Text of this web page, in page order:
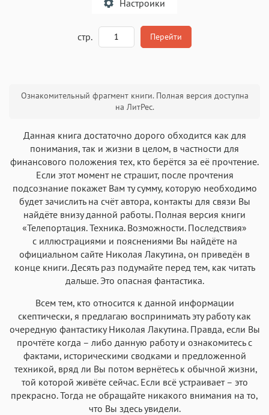
Настроики
Аа Аа
Garamond
Аа Аа
Times
Аа
Iowan
Аа
San Francisco Аа Аа
Аа
Helvetica Neue
Аа Аа
Georgia
Аа
Courier
Аа
Courier New
Аа
Menlo SF Mono
стр. Перейти
Ознакомительный фрагмент книги. Полная версия доступна
на ЛитРес.
Данная книга достаточно дорого обходится как для
понимания, так и жизни в целом, в частности для
финансового положения тех, кто берётся за её прочтение.
Если этот момент не страшит, после прочтения
подсознание покажет Вам ту сумму, которую необходимо
будет зачислить на счёт автора, контакты для связи Вы
найдёте внизу данной работы. Полная версия книги
«Телепортация. Техника. Возможности. Последствия»
с иллюстрациями и пояснениями Вы найдёте на
официальном сайте Николая Лакутина, он приведён в
конце книги. Десять раз подумайте перед тем, как читать
дальше. Это опасная фантастика.
Всем тем, кто относится к данной информации
скептически, я предлагаю воспринимать эту работу как
очередную фантастику Николая Лакутина. Правда, если Вы
прочтёте когда – либо данную работу и ознакомитесь с
фактами, историческими сводками и предложенной
техникой, вряд ли Вы потом вернётесь к обычной жизни,
той которой живёте сейчас. Если всё устраивает – это
прекрасно. Тогда не обращайте никакого внимания на то,
что Вы здесь увидели.